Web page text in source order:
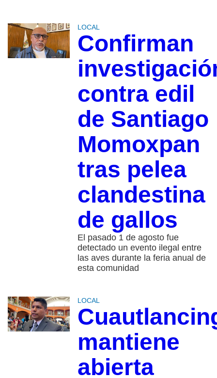
LOCAL
Confirman
contra edil
de Santiago
Momoxpan
tras pelea
clandestina
de gallos
El pasado 1 de agosto fue
detectado un evento ilegal entre
las aves durante la feria anual de
esta comunidad
LOCAL
mantiene
abierta